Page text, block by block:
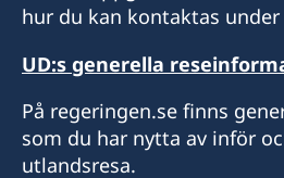
Feyzi Kaya
Honorärkonsul
Başak Akıncı
hur du kan kontaktas
UD:s generella
På regeringen.se finns
som du har nytta av inför
utlandsresa.